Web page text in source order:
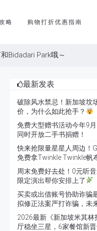
略 购物打折优惠指南
Bidadari Park哦～
最新发表
破除风水禁忌！新加坡坟
价，为什么如此抢手？
免费大型赠书活动今年9
同时开放二手书捐赠！
快来抢限量星星人周边！
免费拿Twinkle Twinkle帆
周末免费好去处！0元听
限定演出帮你安排上了
买卖或出借账号协助诈骗
拟修正法案严打诈骗，未
2026最新《新加坡米其
厅稳坐三星，6家餐馆新